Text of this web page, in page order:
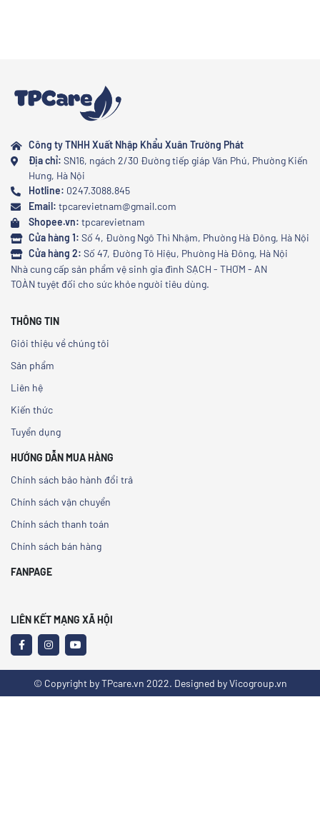
Công ty TNHH Xuất Nhập Khẩu Xuân Trường Phát
Địa chỉ: SN16, ngách 2/30 Đường tiếp giáp Văn Phú, Phường Kiến
Hưng, Hà Nội
Hotline: 0247.3088.845
Email: tpcarevietnam@gmail.com
Shopee.vn: tpcarevietnam
Cửa hàng 1: Số 4, Đường Ngô Thì Nhậm, Phường Hà Đông, Hà Nội
Cửa hàng 2: Số 47, Đường Tô Hiệu, Phường Hà Đông, Hà Nội
Nhà cung cấp sản phẩm vệ sinh gia đình SẠCH - THƠM - AN
TOÀN tuyệt đối cho sức khỏe người tiêu dùng.
THÔNG TIN
Giới thiệu về chúng tôi
Sản phẩm
Liên hệ
Kiến thức
Tuyển dụng
HƯỚNG DẪN MUA HÀNG
Chính sách bảo hành đổi trả
Chính sách vận chuyển
Chính sách thanh toán
Chính sách bán hàng
FANPAGE
LIÊN KẾT MẠNG XÃ HỘI
© Copyright by TPcare.vn 2022. Designed by Vicogroup.vn